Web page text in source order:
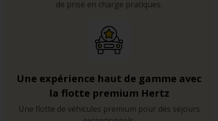
de prise en charge pratiques.
Une expérience haut de gamme avec
la flotte premium Hertz
Une flotte de véhicules premium pour des séjours